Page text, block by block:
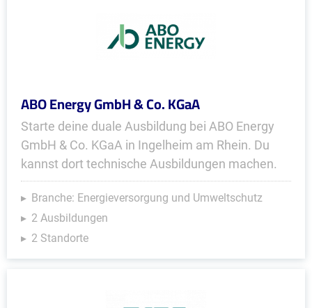
ABO Energy GmbH & Co. KGaA
Starte deine duale Ausbildung bei ABO Energy
GmbH & Co. KGaA in Ingelheim am Rhein. Du
kannst dort technische Ausbildungen machen.
Branche: Energieversorgung und Umweltschutz
2 Ausbildungen
2 Standorte